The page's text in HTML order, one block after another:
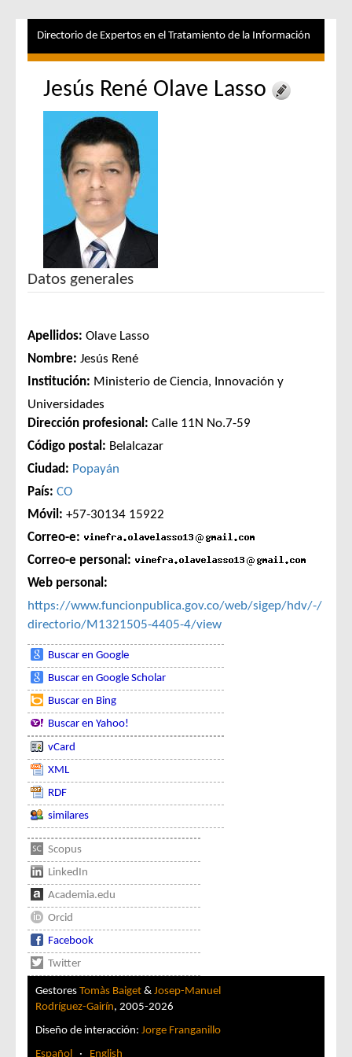
Directorio de Expertos en el Tratamiento de la Información
Jesús René Olave Lasso
Datos generales
Apellidos: Olave Lasso
Nombre: Jesús René
Institución: Ministerio de Ciencia, Innovación y
Universidades
Dirección profesional: Calle 11N No.7-59
Código postal: Belalcazar
Ciudad: Popayán
País: CO
Móvil: +57-30134 15922
Correo-e:
Correo-e personal:
Web personal:
https://www.funcionpublica.gov.co/web/sigep/hdv/-/
directorio/M1321505-4405-4/view
Buscar en Google
Buscar en Google Scholar
Buscar en Bing
Buscar en Yahoo!
vCard
XML
RDF
similares
Scopus
LinkedIn
Academia.edu
Orcid
Facebook
Twitter
Gestores Tomàs Baiget & Josep-Manuel
Rodríguez-Gairín, 2005-2026
Diseño de interacción: Jorge Franganillo
Español
· English